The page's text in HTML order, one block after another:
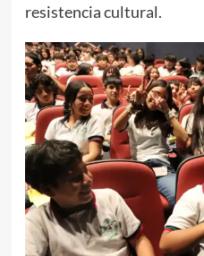
resistencia cultural.